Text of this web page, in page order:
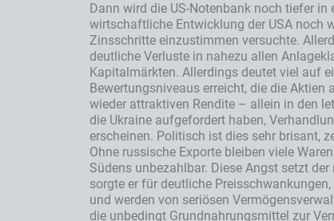
Dann wird die US-Notenbank noch tiefer
wirtschaftliche Entwicklung der USA noch
Zinsschritte einzustimmen versuchte.
deutliche Verluste in nahezu allen
Kapitalmärkten. Allerdings deutet viel auf
Bewertungsniveaus erreicht, die die
wieder attraktiven Rendite – allein in den
die Ukraine aufgefordert haben,
erscheinen. Politisch ist dies sehr brisant,
Ohne russische Exporte bleiben viele
Südens unbezahlbar. Diese Angst setzt
sorgte er für deutliche
und werden von seriösen
die unbedingt Grundnahrungsmittel zur